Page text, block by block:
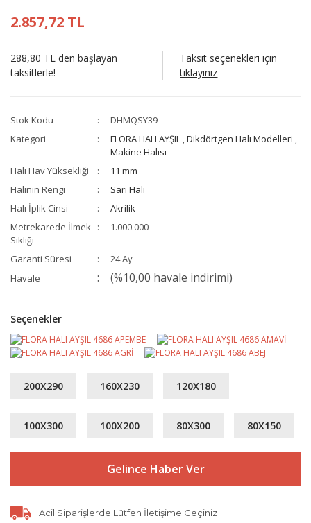
2.857,72 TL
288,80 TL den başlayan
taksitlerle!
Taksit seçenekleri için
tıklayınız
Stok Kodu
DHMQSY39
Kategori
FLORA HALI AYŞIL ,Dikdörtgen Halı Modelleri ,
Makine Halısı
Halı Hav Yüksekliği
11 mm
Halının Rengi
Sarı Halı
Halı İplik Cinsi
Akrilik
Metrekarede İlmek
Sıklığı
1.000.000
Garanti Süresi
24 Ay
Havale
(%10,00 havale indirimi)
Seçenekler
200X290 160X230 120X180
100X300 100X200 80X300 80X150
Gelince Haber Ver
Acil Siparişlerde Lütfen İletişime Geçiniz